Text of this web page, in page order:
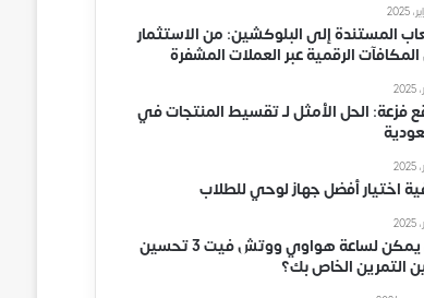
المستندة إلى البلوكشين: من الاستثمار
الرقمية عبر العملات المشفرة
فزعة: الحل الأمثل لـ تقسيط المنتجات في
اختيار أفضل جهاز لوحي للطلاب
هل يمكن لساعة هواوي ووتش فيت 3 تحسين
التمرين الخاص بك؟